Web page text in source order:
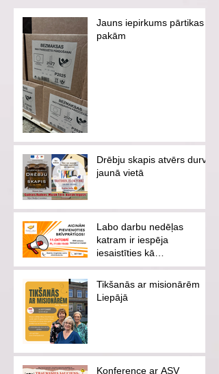
Jauns iepirkums pārtikas
pakām
Drēbju skapis atvērs durvis
jaunā vietā
Labo darbu nedēļas
katram ir iespēja
iesaistīties kā
brīvprātīgajam vai
ziedotājam
Tikšanās ar misionārēm
Liepājā
Konference ar ASV